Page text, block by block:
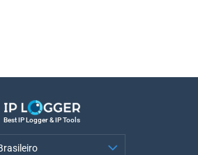
Best IP Logger & IP Tools